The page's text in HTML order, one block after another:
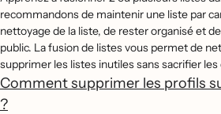
recommandons de maintenir une liste par
nettoyage de la liste, de rester organisé et
public. La fusion de listes vous permet de
supprimer les listes inutiles sans sacrifier les
Comment supprimer les profils
?